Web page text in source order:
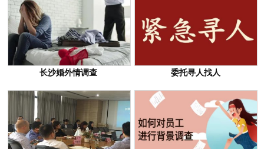
长沙婚外情调查 委托寻人找人